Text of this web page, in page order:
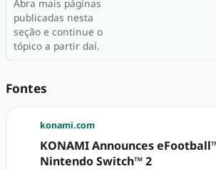
Abra mais páginas
publicadas nesta
seção e continue o
tópico a partir daí.
Fontes
konami.com
KONAMI Announces
Nintendo Switch™ 2